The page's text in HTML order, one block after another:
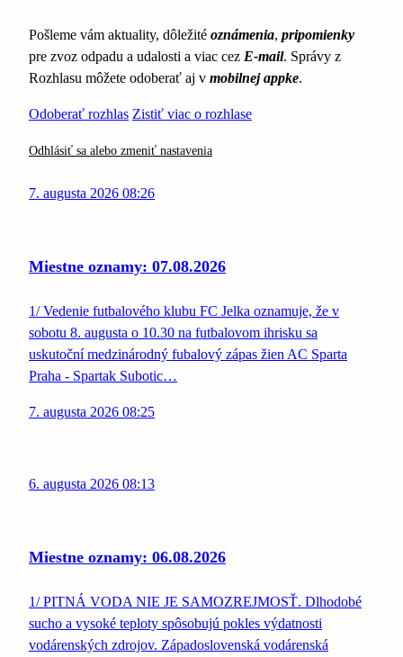
Pošleme vám aktuality, dôležité oznámenia, pripomienky
pre zvoz odpadu a udalosti a viac cez E-mail. Správy z
Rozhlasu môžete odoberať aj v mobilnej appke.
Odoberať rozhlas Zistiť viac o rozhlase
Odhlásiť sa alebo zmeniť nastavenia
7. augusta 2026 08:26
Miestne oznamy: 07.08.2026
1/ Vedenie futbalového klubu FC Jelka oznamuje, že v
sobotu 8. augusta o 10.30 na futbalovom ihrisku sa
uskutoční medzinárodný fubalový zápas žien AC Sparta
Praha - Spartak Subotic…
7. augusta 2026 08:25
6. augusta 2026 08:13
Miestne oznamy: 06.08.2026
1/ PITNÁ VODA NIE JE SAMOZREJMOSŤ. Dlhodobé
sucho a vysoké teploty spôsobujú pokles výdatnosti
vodárenských zdrojov. Západoslovenská vodárenská